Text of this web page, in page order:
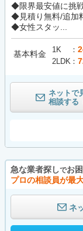
◆限界最安値に挑
◆見積り無料/追加
◆女性スタッ...
基本料金 1K
2LDK
ネットで
相談する
急な業者探しでお
プロの相談員が最
ネ